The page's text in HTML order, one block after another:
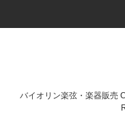
バイオリン楽弦・楽器販売